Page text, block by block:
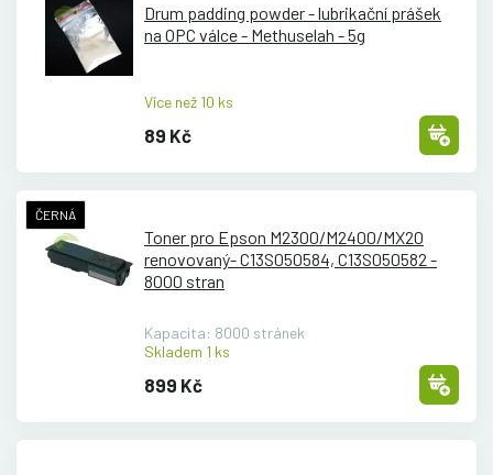
Drum padding powder - lubrikační prášek
na OPC válce - Methuselah - 5g
Více než 10 ks
89 Kč
ČERNÁ
Toner pro Epson M2300/M2400/MX20
renovovaný- C13S050584, C13S050582 -
8000 stran
Kapacita: 8000 stránek
Skladem 1 ks
899 Kč